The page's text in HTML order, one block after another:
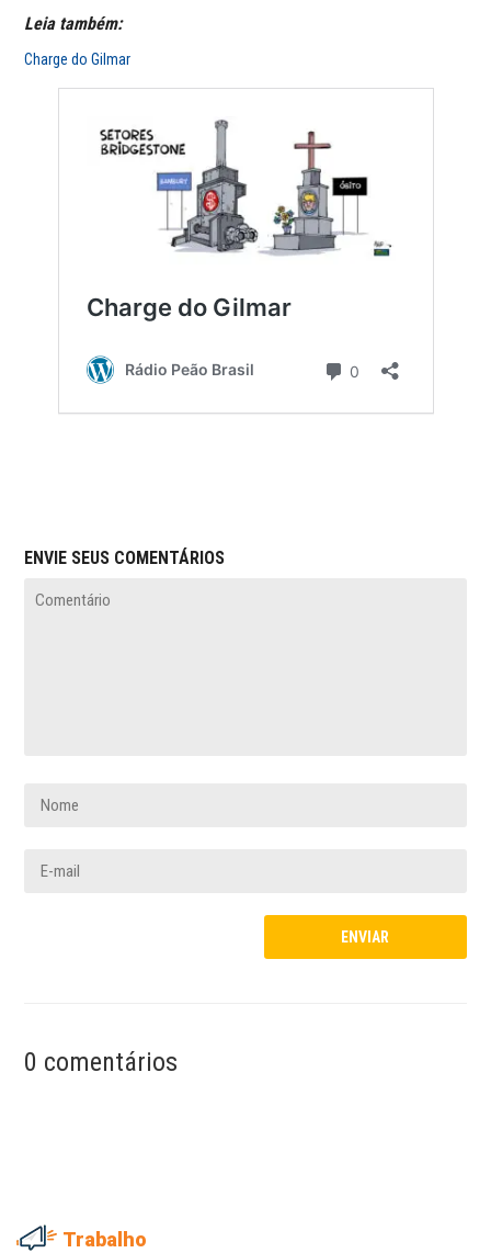
Leia também:
Charge do Gilmar
ENVIE SEUS COMENTÁRIOS
0 comentários
Trabalho